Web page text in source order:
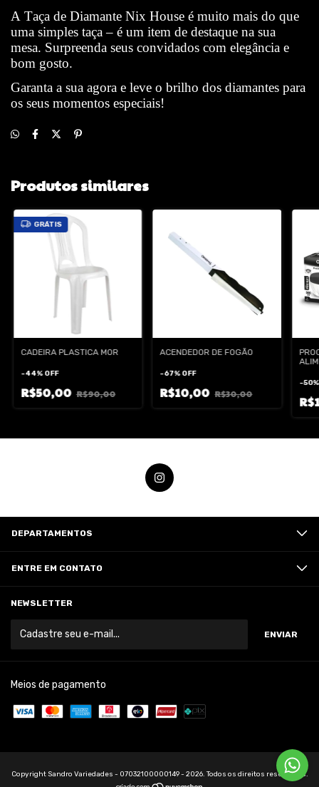
A Taça de Diamante Nix House é muito mais do que
uma simples taça – é um item de destaque na sua
mesa. Surpreenda seus convidados com elegância e
bom gosto.
Garanta a sua agora e leve o brilho dos diamantes para
os seus momentos especiais!
Produtos similares
GRÁTIS
CADEIRA PLASTICA MOR
-44%OFF
R$50,00 R$90,00
ACENDEDOR DE FOGÃO
-67%OFF
R$10,00 R$30,00
-50
DEPARTAMENTOS
ENTRE EM CONTATO
NEWSLETTER
Meios de pagamento
Copyright Sandro Variedades - 07032100000149 - 2026. Todos os direitos reservados.